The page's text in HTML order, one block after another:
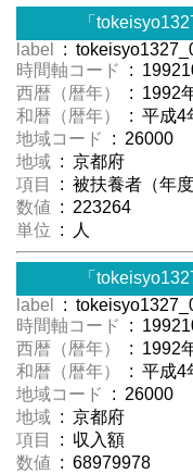
「
label
:
時間軸コード
:
西暦（暦年）
: 1992
和暦（暦年）
: 平成4
地域コード
: 26000
地域 : 京都府
項目
: 被扶養者（年度
数値 : 223264
単位 : 人
「
label
:
時間軸コード
:
西暦（暦年）
: 1992
和暦（暦年）
: 平成4
地域コード
: 26000
地域 : 京都府
項目
: 収入額
数値 : 68979978